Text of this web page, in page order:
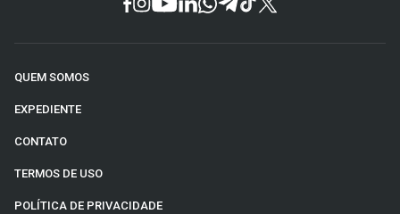
QUEM SOMOS
EXPEDIENTE
CONTATO
TERMOS DE USO
POLÍTICA DE PRIVACIDADE